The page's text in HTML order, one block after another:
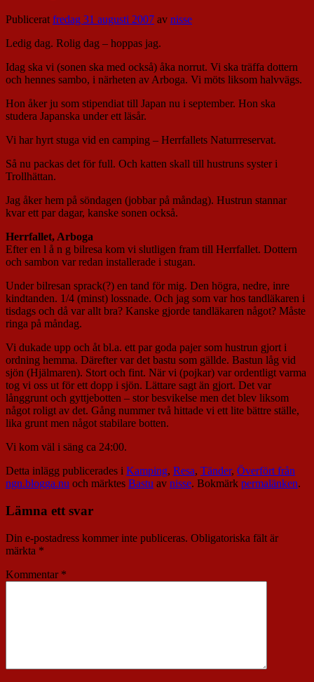
Publiceratfredag 31 augusti 2007 av nisse
Ledig dag. Rolig dag – hoppas jag.
Idag ska vi (sonen ska med också) åka norrut. Vi ska träffa dottern
och hennes sambo, i närheten av Arboga. Vi möts liksom halvvägs.
Hon åker ju som stipendiat till Japan nu i september. Hon ska
studera Japanska under ett läsår.
Vi har hyrt stuga vid en camping – Herrfallets Naturrreservat.
Så nu packas det för full. Och katten skall till hustruns syster i
Trollhättan.
Jag åker hem på söndagen (jobbar på måndag). Hustrun stannar
kvar ett par dagar, kanske sonen också.
Herrfallet, Arboga
Efter en l å n g bilresa kom vi slutligen fram till Herrfallet. Dottern
och sambon var redan installerade i stugan.
Under bilresan sprack(?) en tand för mig. Den högra, nedre, inre
kindtanden. 1/4 (minst) lossnade. Och jag som var hos tandläkaren i
tisdags och då var allt bra? Kanske gjorde tandläkaren något? Måste
ringa på måndag.
Vi dukade upp och åt bl.a. ett par goda pajer som hustrun gjort i
ordning hemma. Därefter var det bastu som gällde. Bastun låg vid
sjön (Hjälmaren). Stort och fint. När vi (pojkar) var ordentligt varma
tog vi oss ut för ett dopp i sjön. Lättare sagt än gjort. Det var
långgrunt och gyttjebotten – stor besvikelse men det blev liksom
något roligt av det. Gång nummer två hittade vi ett lite bättre ställe,
lika grunt men något stabilare botten.
Vi kom väl i säng ca 24:00.
Detta inlägg publicerades i Kamping, Resa, Tänder, Överfört från
ngn.blogga.nu och märktes Bastu av nisse. Bokmärk permalänken.
Lämna ett svar
Din e-postadress kommer inte publiceras. Obligatoriska fält är
märkta *
Kommentar *